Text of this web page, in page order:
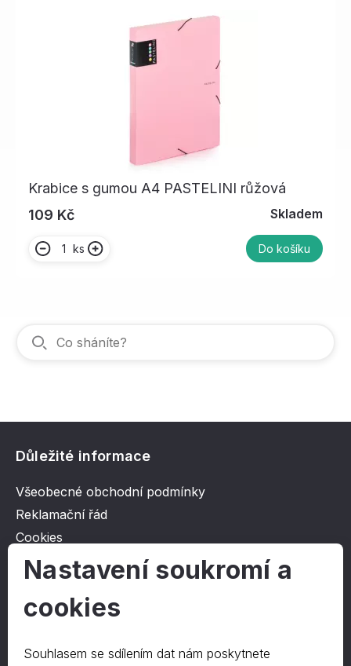
Krabice s gumou A4 PASTELINI růžová
109 Kč
Skladem
ks Do košíku
Důležité informace
Všeobecné obchodní podmínky
Reklamační řád
Cookies
Ochrana osobních údajů
O společnosti
Kontakt
Nastavení soukromí a
cookies
Souhlasem se sdílením dat nám poskytnete